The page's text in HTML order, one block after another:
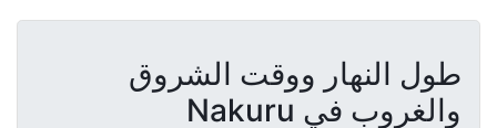
طول النهار ووقت الشروق
والغروب في Nakuru